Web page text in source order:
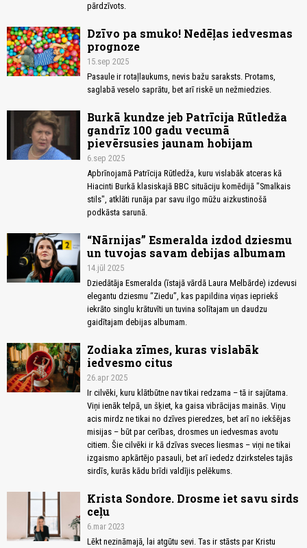
pārdzīvots.
Dzīvo pa smuko! Nedēļas iedvesmas
prognoze
15.sep 2025
Pasaule ir rotaļlaukums, nevis bažu saraksts. Protams,
saglabā veselo saprātu, bet arī riskē un nežmiedzies.
Burkā kundze jeb Patrīcija Rūtledža
gandrīz 100 gadu vecumā
pievērsusies jaunam hobijam
6.sep 2025
Apbrīnojamā Patrīcija Rūtledža, kuru vislabāk atceras kā
Hiacinti Burkā klasiskajā BBC situāciju komēdijā "Smalkais
stils", atklāti runāja par savu ilgo mūžu aizkustinošā
podkāsta sarunā.
“Nārnijas” Esmeralda izdod dziesmu
un tuvojas savam debijas albumam
14.jūl 2025
Dziedātāja Esmeralda (īstajā vārdā Laura Melbārde) izdevusi
elegantu dziesmu “Ziedu”, kas papildina viņas iepriekš
iekrāto singlu krātuvīti un tuvina solītajam un daudzu
gaidītajam debijas albumam.
Zodiaka zīmes, kuras vislabāk
iedvesmo citus
26.apr 2025
Ir cilvēki, kuru klātbūtne nav tikai redzama – tā ir sajūtama.
Viņi ienāk telpā, un šķiet, ka gaisa vibrācijas mainās. Viņu
acis mirdz ne tikai no dzīves pieredzes, bet arī no iekšējas
misijas – būt par cerības, drosmes un iedvesmas avotu
citiem. Šie cilvēki ir kā dzīvas sveces liesmas – viņi ne tikai
izgaismo apkārtējo pasauli, bet arī iededz dzirksteles tajās
sirdīs, kurās kādu brīdi valdījis pelēkums.
Krista Sondore. Drosme iet savu sirds
ceļu
6.mar 2023
Lēkt nezināmajā, lai atgūtu sevi. Tas ir stāsts par Kristu